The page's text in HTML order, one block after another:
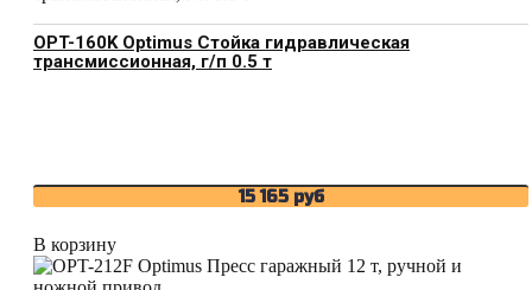
OPT-160K Optimus Стойка гидравлическая
трансмиссионная, г/п 0.5 т
15 165 руб
В корзину